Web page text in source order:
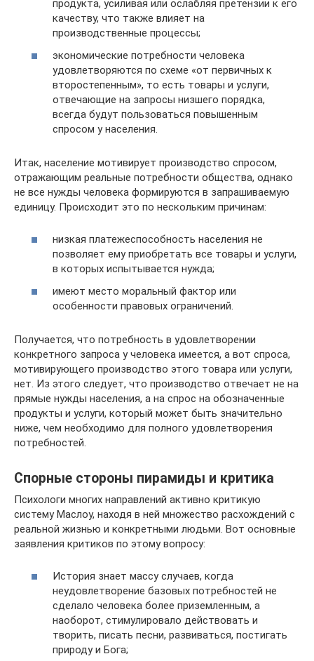
продукта, усиливая или ослабляя претензии к его
качеству, что также влияет на
производственные процессы;
экономические потребности человека
удовлетворяются по схеме «от первичных к
второстепенным», то есть товары и услуги,
отвечающие на запросы низшего порядка,
всегда будут пользоваться повышенным
спросом у населения.
Итак, население мотивирует производство спросом,
отражающим реальные потребности общества, однако
не все нужды человека формируются в запрашиваемую
единицу. Происходит это по нескольким причинам:
низкая платежеспособность населения не
позволяет ему приобретать все товары и услуги,
в которых испытывается нужда;
имеют место моральный фактор или
особенности правовых ограничений.
Получается, что потребность в удовлетворении
конкретного запроса у человека имеется, а вот спроса,
мотивирующего производство этого товара или услуги,
нет. Из этого следует, что производство отвечает не на
прямые нужды населения, а на спрос на обозначенные
продукты и услуги, который может быть значительно
ниже, чем необходимо для полного удовлетворения
потребностей.
Спорные стороны пирамиды и критика
Психологи многих направлений активно критикую
систему Маслоу, находя в ней множество расхождений с
реальной жизнью и конкретными людьми. Вот основные
заявления критиков по этому вопросу:
История знает массу случаев, когда
неудовлетворение базовых потребностей не
сделало человека более приземленным, а
наоборот, стимулировало действовать и
творить, писать песни, развиваться, постигать
природу и Бога;